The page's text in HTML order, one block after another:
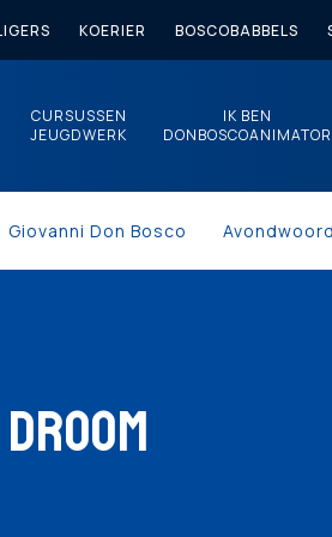
KOERIER BOSCOBABBELS
Giovanni Don Bosco
CURSUSSEN
JEUGDWERK
IK BEN
DONBOSCOANIMATOR